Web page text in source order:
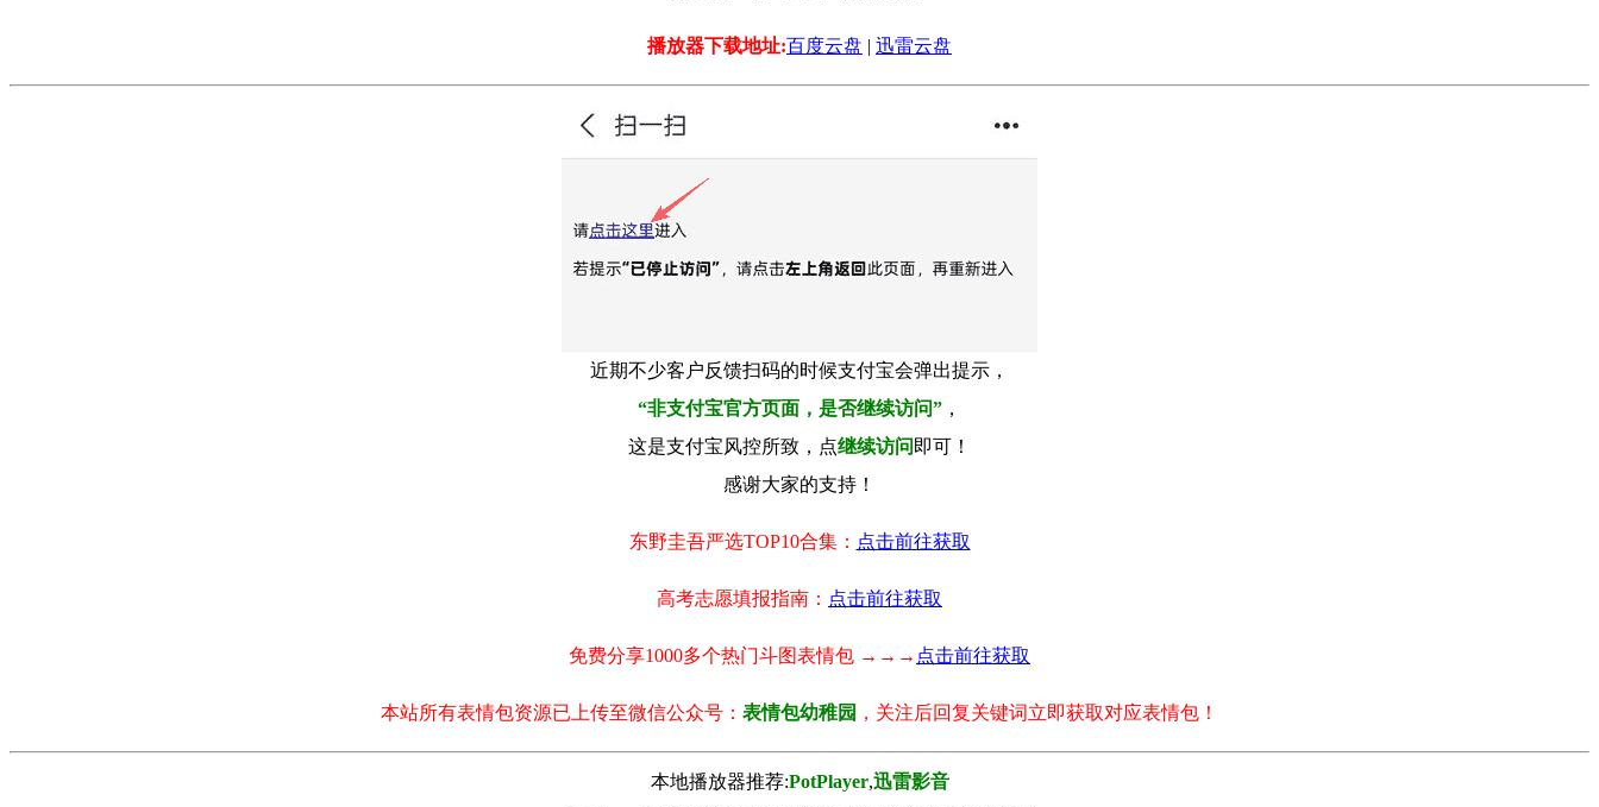
播放器下载地址:百度云盘 | 迅雷云盘
近期不少客户反馈扫码的时候支付宝会弹出提示，
“非支付宝官方页面，是否继续访问” ，
这是支付宝风控所致，点继续访问 即可！
感谢大家的支持！
东野圭吾严选TOP10合集： 点击前往获取
高考志愿填报指南： 点击前往获取
免费分享1000多个热门斗图表情包 →→→ 点击前往获取
本站所有表情包资源已上传至微信公众号： 表情包幼稚园 ，关注后回复关键词立即获取对应表情包！
本地播放器推荐:РotРlayer,迅雷影音